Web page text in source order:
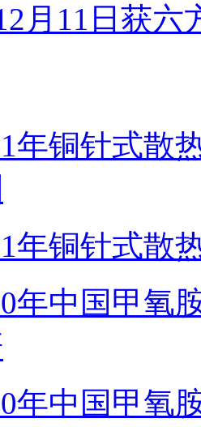
月11日获六
年铜针式散
年铜针式散
年中国甲氧
年中国甲氧